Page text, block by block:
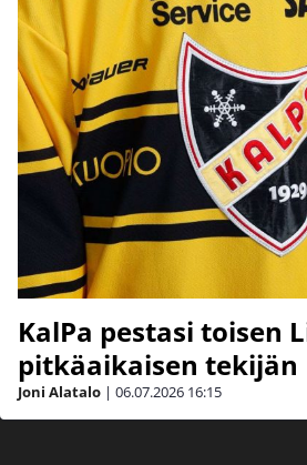
KalPa pestasi toisen
pitkäaikaisen tekijän
Joni Alatalo | 06.07.2026 16:15